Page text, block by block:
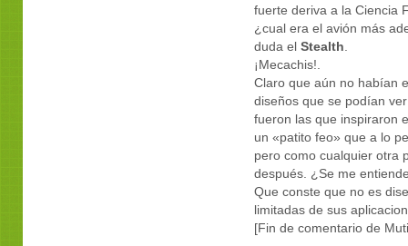
fuerte deriva a la Ciencia
¿cual era el avión más
duda el Stealth.
¡Mecachis!.
Claro que aún no habían
diseños que se podían
fueron las que inspiraron
un «patito feo» que a lo
pero como cualquier otra
después. ¿Se me
Que conste que no es
limitadas de sus
[Fin de comentario de